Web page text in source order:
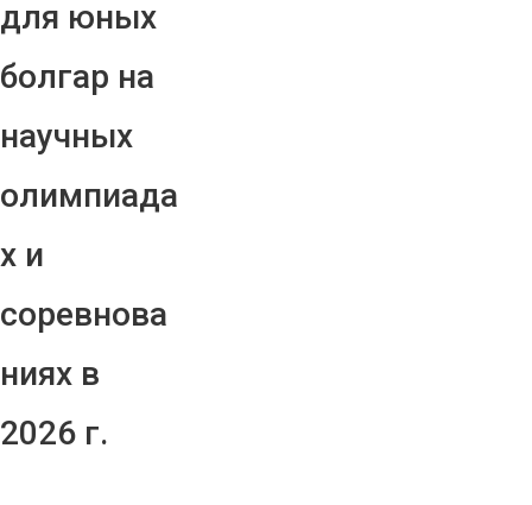
для юных
болгар на
научных
олимпиада
х и
соревнова
ниях в
2026 г.